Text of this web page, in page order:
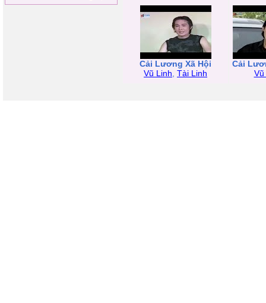
Cải Lương Xã Hội
Vũ Linh Tài Linh
Cải
Vũ